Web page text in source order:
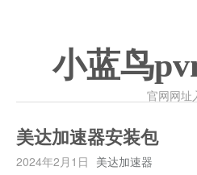
小蓝鸟
官网网址
美达加速器安装包
2024年2月1日 美达加速器